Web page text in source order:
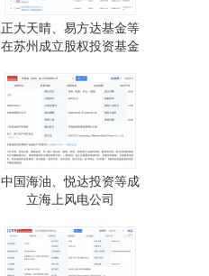
正大天晴、易方达基金等
在苏州成立股权投资基金
中国海油、悦达投资等成
立海上风电公司